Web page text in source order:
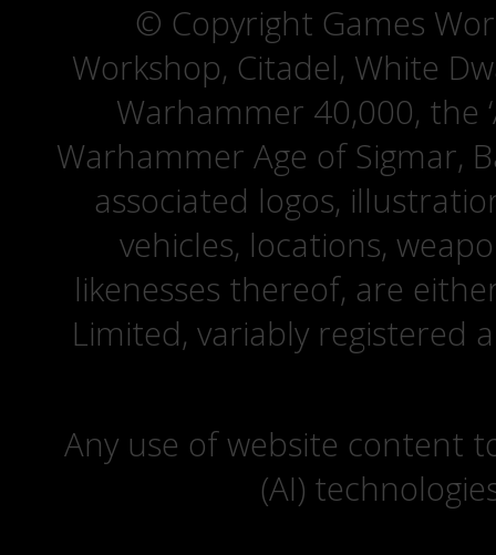
© Copyright Games
Workshop, Citadel, White
Warhammer 40,000, the
Warhammer Age of Sigmar,
associated logos,
vehicles, locations,
likenesses thereof, are
Limited, variably registered
Any use of website content
(AI)